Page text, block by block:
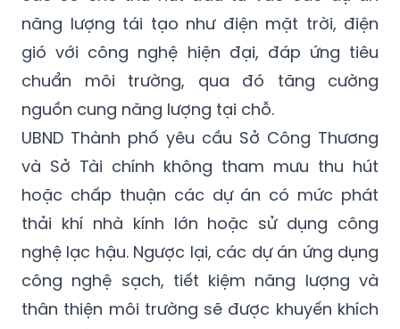
năng lượng tái tạo như điện mặt trời, điện
gió với công nghệ hiện đại, đáp ứng tiêu
chuẩn môi trường, qua đó tăng cường
nguồn cung năng lượng tại chỗ.
UBND Thành phố yêu cầu Sở Công Thương
và Sở Tài chính không tham mưu thu hút
hoặc chấp thuận các dự án có mức phát
thải khí nhà kính lớn hoặc sử dụng công
nghệ lạc hậu. Ngược lại, các dự án ứng dụng
công nghệ sạch, tiết kiệm năng lượng và
thân thiện môi trường sẽ được khuyến khích